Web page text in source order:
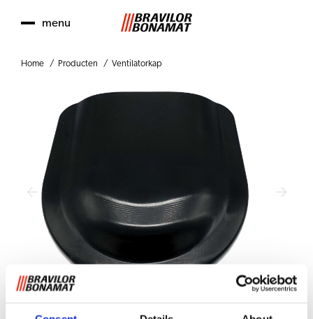
menu
Home Producten Ventilatorkap